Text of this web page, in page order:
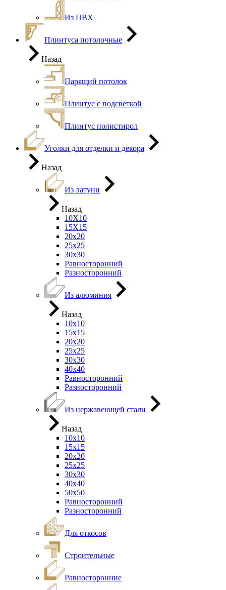
Из ПВХ
Плинтуса потолочные
Назад
Парящий потолок
Плинтус с подсветкой
Плинтус полистирол
Уголки для отделки и декора
Назад
Из латуни
Назад
10Х10
15Х15
20х20
25х25
30х30
Равносторонний
Разносторонний
Из алюминия
Назад
10х10
15х15
20х20
25х25
30х30
40х40
Равносторонний
Разносторонний
Из нержавеющей стали
Назад
10х10
15х15
20х20
25х25
30х30
40х40
50х50
Равносторонний
Разносторонний
Для откосов
Строительные
Равносторонние